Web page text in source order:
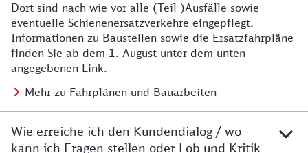
Dort sind nach wie vor alle (Teil-)Ausfälle sowie
eventuelle Schienenersatzverkehre eingepflegt.
Informationen zu Baustellen sowie die Ersatzfahrpläne
finden Sie ab dem 1. August unter dem unten
angegebenen Link.
Mehr zu Fahrplänen und Bauarbeiten
Wie erreiche ich den Kundendialog / wo
kann ich Fragen stellen oder Lob und Kritik